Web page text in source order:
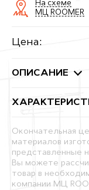
На схеме
МЦ ROOMER
Цена:
ОПИСАНИЕ
Окончательная
материалов
представленные
Вы можете
товар в
компании МЦ